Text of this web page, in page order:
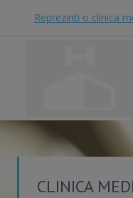
Reprezinti o clinica
CLINICA